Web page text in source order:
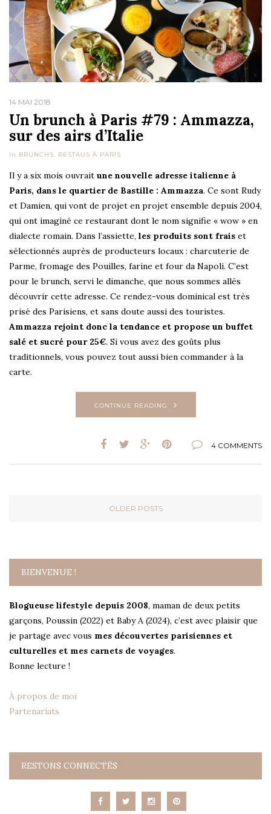
14 MAI 2018
Un brunch à Paris #79 : Ammazza,
sur des airs d’Italie
In BRUNCHS, RESTAUS À PARIS
Il y a six mois ouvrait une nouvelle adresse italienne à
Paris, dans le quartier de Bastille : Ammazza. Ce sont Rudy
et Damien, qui vont de projet en projet ensemble depuis 2004,
qui ont imaginé ce restaurant dont le nom signifie « wow » en
dialecte romain. Dans l’assiette, les produits sont frais et
sélectionnés auprès de producteurs locaux : charcuterie de
Parme, fromage des Pouilles, farine et four da Napoli. C’est
pour le brunch, servi le dimanche, que nous sommes allés
découvrir cette adresse. Ce rendez-vous dominical est très
prisé des Parisiens, et sans doute aussi des touristes.
Ammazza rejoint donc la tendance et propose un buffet
salé et sucré pour 25€. Si vous avez des goûts plus
traditionnels, vous pouvez tout aussi bien commander à la
carte.
CONTINUE READING
4 COMMENTS
OLDER POSTS
BIENVENUE !
Blogueuse lifestyle depuis 2008, maman de deux petits
garçons, Poussin (2022) et Baby A (2024), c’est avec plaisir que
je partage avec vous mes découvertes parisiennes et
culturelles et mes carnets de voyages.
Bonne lecture !
À propos de moi
Partenariats
RESTONS CONNECTÉS